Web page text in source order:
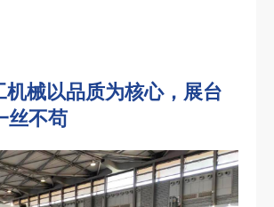
机械以品质为核心，展台
丝不苟